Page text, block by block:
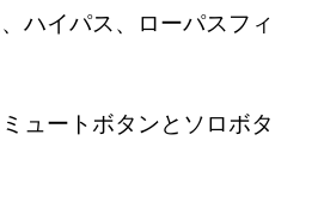
ハイパス、ローパスフィ
ュートボタンとソロボタ